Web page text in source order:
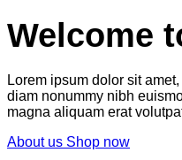
Welcome
Lorem ipsum dolor sit
diam nonummy nibh
magna aliquam erat
About us Shop now